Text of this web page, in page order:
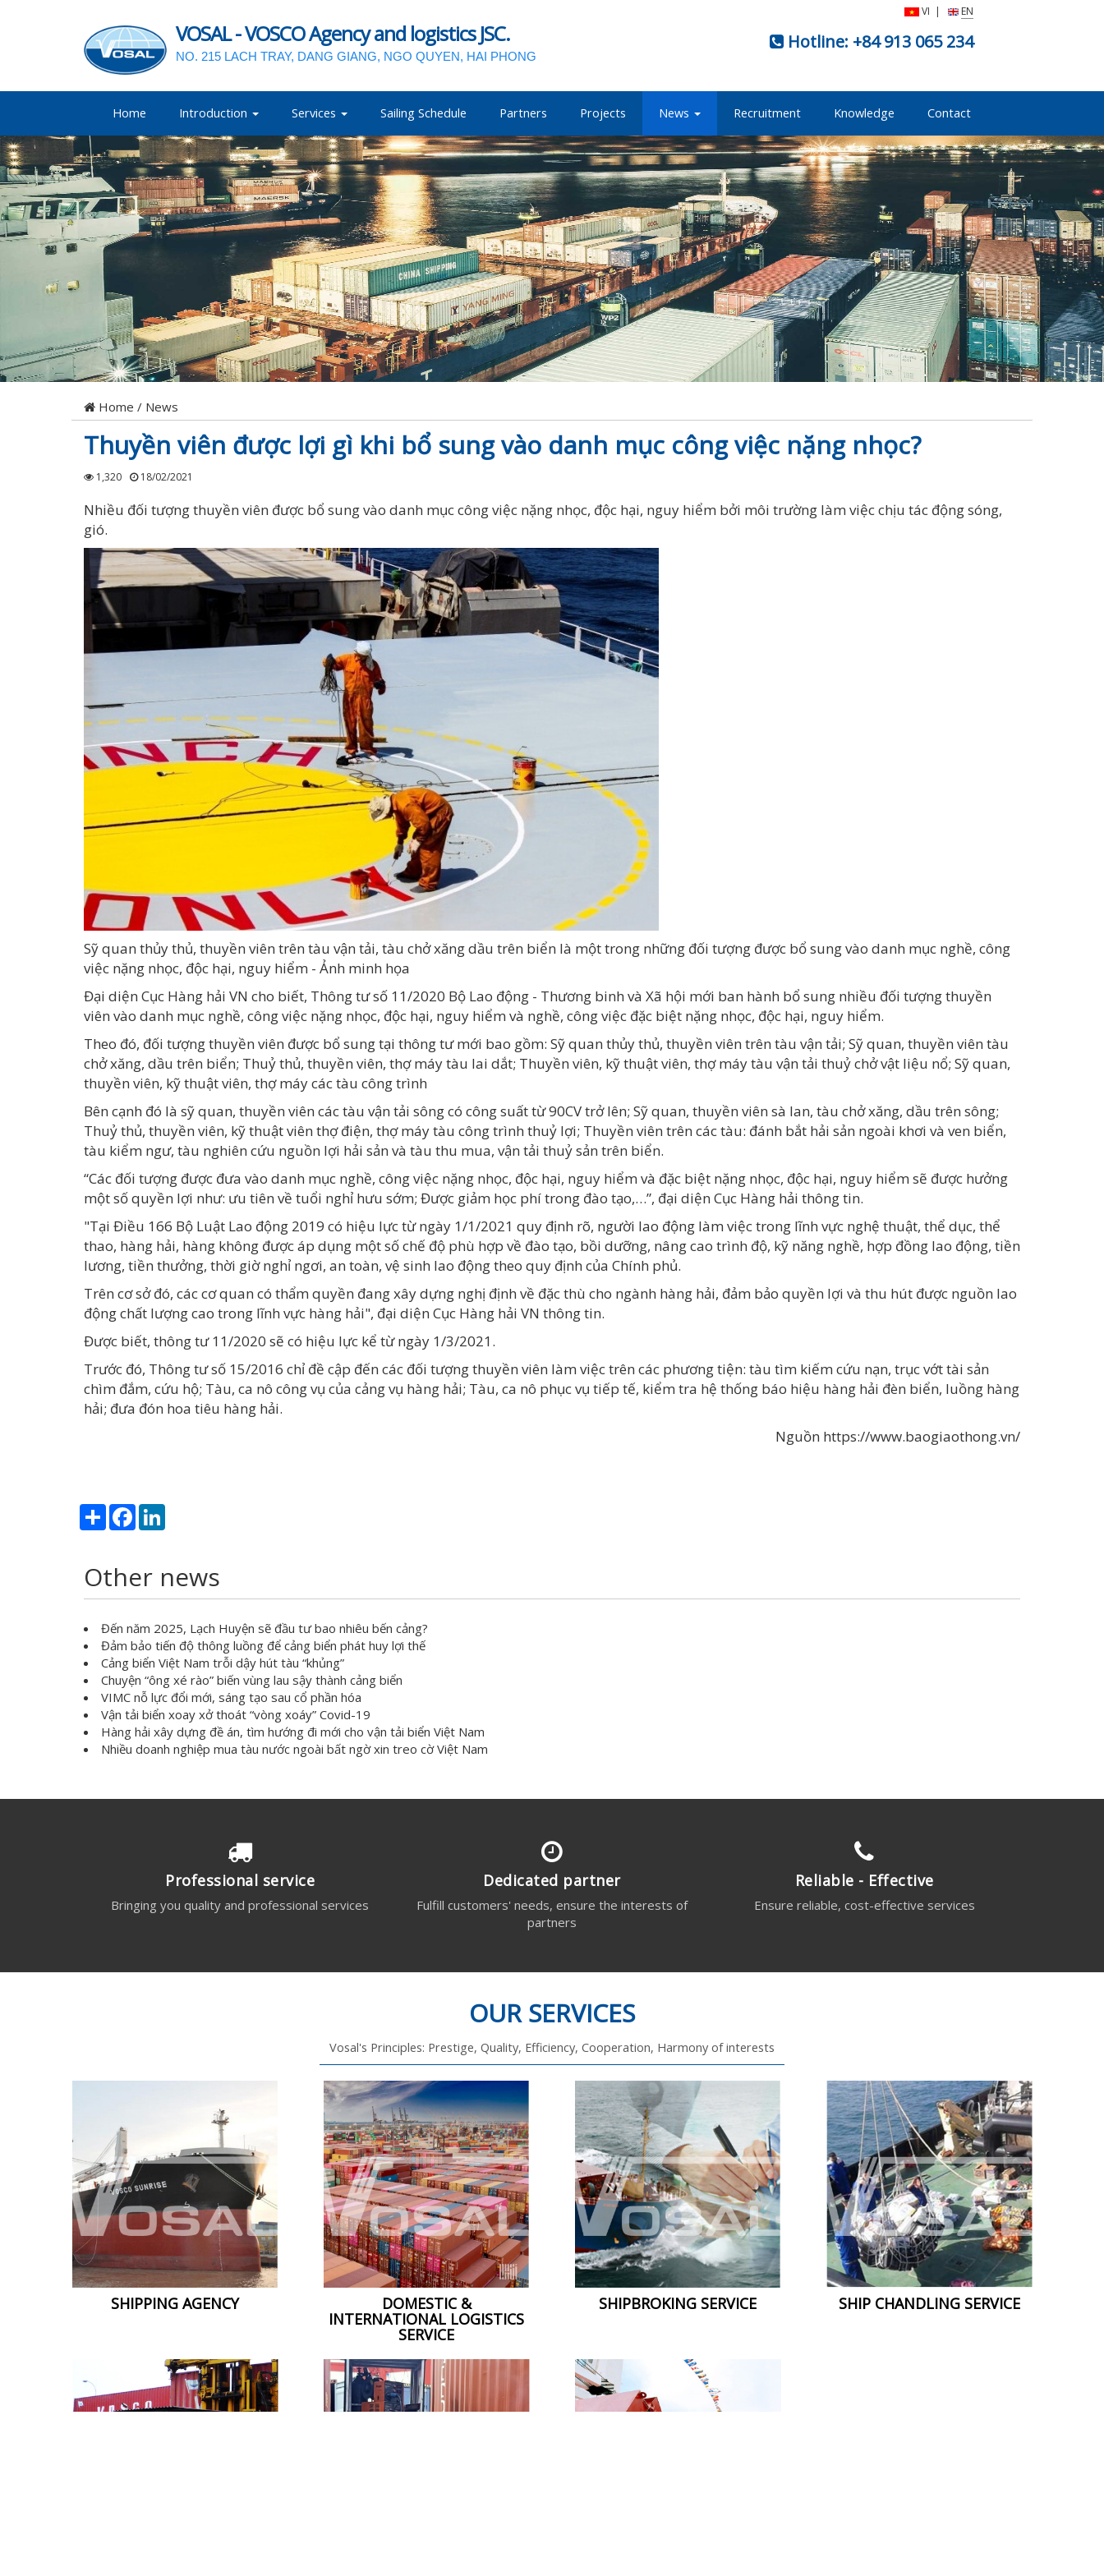
VOSAL - VOSCO Agency and logistics JSC.
NO. 215 LACH TRAY, DANG GIANG, NGO QUYEN, HAI PHONG
VI | EN
Hotline: +84 913 065 234
Home Introduction Services Sailing Schedule Partners Projects News Recruitment Knowledge Contact
Home / News
Thuyền viên được lợi gì khi bổ sung vào danh mục công việc nặng nhọc?
1,320 18/02/2021
Nhiều đối tượng thuyền viên được bổ sung vào danh mục công việc nặng nhọc, độc hại, nguy hiểm bởi môi trường làm việc chịu tác động sóng,
gió.
Sỹ quan thủy thủ, thuyền viên trên tàu vận tải, tàu chở xăng dầu trên biển là một trong những đối tượng được bổ sung vào danh mục nghề, công
việc nặng nhọc, độc hại, nguy hiểm - Ảnh minh họa
Đại diện Cục Hàng hải VN cho biết, Thông tư số 11/2020 Bộ Lao động - Thương binh và Xã hội mới ban hành bổ sung nhiều đối tượng thuyền
viên vào danh mục nghề, công việc nặng nhọc, độc hại, nguy hiểm và nghề, công việc đặc biệt nặng nhọc, độc hại, nguy hiểm.
Theo đó, đối tượng thuyền viên được bổ sung tại thông tư mới bao gồm: Sỹ quan thủy thủ, thuyền viên trên tàu vận tải; Sỹ quan, thuyền viên tàu
chở xăng, dầu trên biển; Thuỷ thủ, thuyền viên, thợ máy tàu lai dắt; Thuyền viên, kỹ thuật viên, thợ máy tàu vận tải thuỷ chở vật liệu nổ; Sỹ quan,
thuyền viên, kỹ thuật viên, thợ máy các tàu công trình
Bên cạnh đó là sỹ quan, thuyền viên các tàu vận tải sông có công suất từ 90CV trở lên; Sỹ quan, thuyền viên sà lan, tàu chở xăng, dầu trên sông;
Thuỷ thủ, thuyền viên, kỹ thuật viên thợ điện, thợ máy tàu công trình thuỷ lợi; Thuyền viên trên các tàu: đánh bắt hải sản ngoài khơi và ven biển,
tàu kiểm ngư, tàu nghiên cứu nguồn lợi hải sản và tàu thu mua, vận tải thuỷ sản trên biển.
“Các đối tượng được đưa vào danh mục nghề, công việc nặng nhọc, độc hại, nguy hiểm và đặc biệt nặng nhọc, độc hại, nguy hiểm sẽ được hưởng
một số quyền lợi như: ưu tiên về tuổi nghỉ hưu sớm; Được giảm học phí trong đào tạo,…”, đại diện Cục Hàng hải thông tin.
"Tại Điều 166 Bộ Luật Lao động 2019 có hiệu lực từ ngày 1/1/2021 quy định rõ, người lao động làm việc trong lĩnh vực nghệ thuật, thể dục, thể
thao, hàng hải, hàng không được áp dụng một số chế độ phù hợp về đào tạo, bồi dưỡng, nâng cao trình độ, kỹ năng nghề, hợp đồng lao động, tiền
lương, tiền thưởng, thời giờ nghỉ ngơi, an toàn, vệ sinh lao động theo quy định của Chính phủ.
Trên cơ sở đó, các cơ quan có thẩm quyền đang xây dựng nghị định về đặc thù cho ngành hàng hải, đảm bảo quyền lợi và thu hút được nguồn lao
động chất lượng cao trong lĩnh vực hàng hải", đại diện Cục Hàng hải VN thông tin.
Được biết, thông tư 11/2020 sẽ có hiệu lực kể từ ngày 1/3/2021.
Trước đó, Thông tư số 15/2016 chỉ đề cập đến các đối tượng thuyền viên làm việc trên các phương tiện: tàu tìm kiếm cứu nạn, trục vớt tài sản
chìm đắm, cứu hộ; Tàu, ca nô công vụ của cảng vụ hàng hải; Tàu, ca nô phục vụ tiếp tế, kiểm tra hệ thống báo hiệu hàng hải đèn biển, luồng hàng
hải; đưa đón hoa tiêu hàng hải.
Nguồn https://www.baogiaothong.vn/
Share Facebook
Other news
Đến năm 2025, Lạch Huyện sẽ đầu tư bao nhiêu bến cảng?
Đảm bảo tiến độ thông luồng để cảng biển phát huy lợi thế
Cảng biển Việt Nam trỗi dậy hút tàu “khủng”
Chuyện “ông xé rào” biến vùng lau sậy thành cảng biển
VIMC nỗ lực đổi mới, sáng tạo sau cổ phần hóa
Vận tải biển xoay xở thoát “vòng xoáy” Covid-19
Hàng hải xây dựng đề án, tìm hướng đi mới cho vận tải biển Việt Nam
Nhiều doanh nghiệp mua tàu nước ngoài bất ngờ xin treo cờ Việt Nam
Professional service
Bringing you quality and professional services
Dedicated partner
Fulfill customers' needs, ensure the interests of
partners
Reliable - Effective
Ensure reliable, cost-effective services
OUR SERVICES
Vosal's Principles: Prestige, Quality, Efficiency, Cooperation, Harmony of interests
SHIPPING AGENCY DOMESTIC &
INTERNATIONAL LOGISTICS
SERVICE
SHIPBROKING SERVICE SHIP CHANDLING SERVICE